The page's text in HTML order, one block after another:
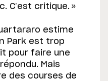
C’est critique. »
estime
Park est trop
pour faire une
Mais
des courses de